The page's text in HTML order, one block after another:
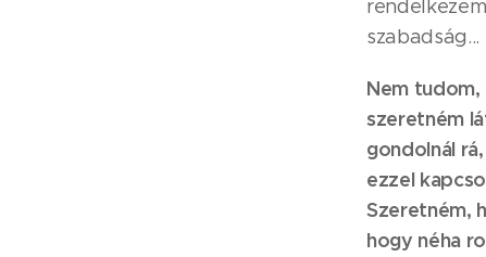
szabadság...
Nem
szeretném
gondolnál
ezzel
Szeretném,
hogy néha